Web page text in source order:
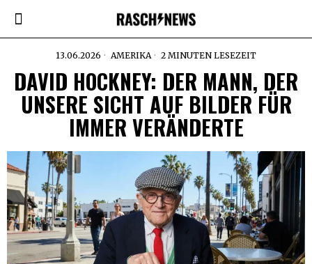
13.06.2026 AMERIKA 2 MINUTEN LESEZEIT
DAVID HOCKNEY: DER MANN, DER
UNSERE SICHT AUF BILDER FÜR
IMMER VERÄNDERTE